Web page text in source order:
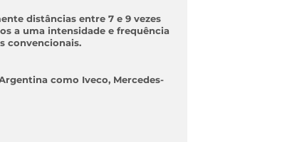
distâncias entre 7 e 9 vezes
a uma intensidade e frequência
convencionais.
como Iveco, Mercedes-